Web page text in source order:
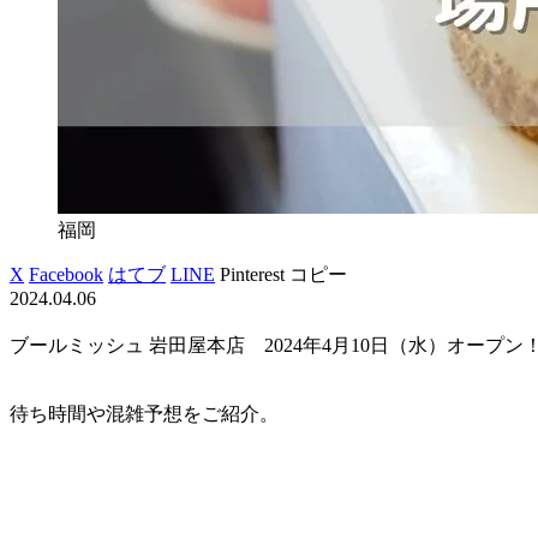
福岡
X Facebook はてブ LINE Pinterest コピー
2024.04.06
ブールミッシュ 岩田屋本店 2024年4月10日（水）オープン
待ち時間や混雑予想をご紹介。